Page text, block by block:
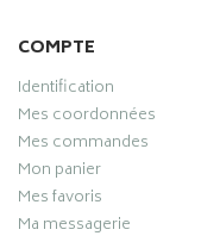
COMPTE
Identification
Mes coordonnées
Mes commandes
Mon panier
Mes favoris
Ma messagerie